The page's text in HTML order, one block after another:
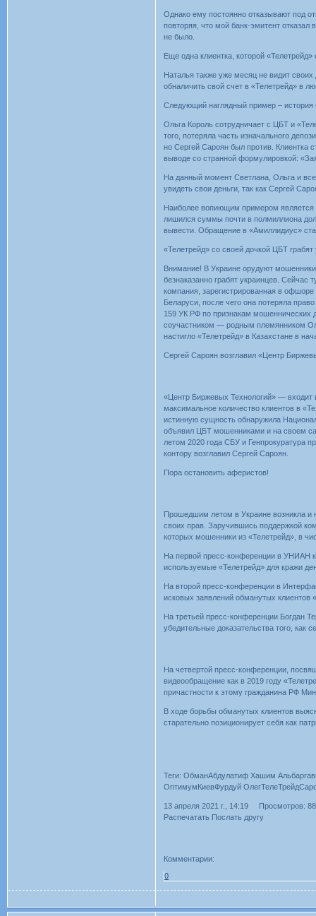
Однако ему постоянно отказывают под
повторяя, что мой банк-эмитент
не было.
Еще одна клиентка, которой
Наталья также уже месяц не видит
обналичить свой счет в «Телетрейд» в
Следующий наглядный пример – история
Ольга Король сотрудничает с ЦБТ и
того, потеряла часть изначального
но Сергей Сароян был против. Клиентка
выводе со странной формулировкой:
На данный момент Светлана, Ольга и
увидеть свои деньги, так как Сергей
Наиболее вопиющим примером является
лишился суммы почти в полмиллиона
вывести. Обращение в «Амиллидиус»
«Телетрейд» со своей дочкой ЦБТ грабят
Внимание! В Украине орудуют
безнаказанно грабят украинцев.
компания, зарегистрированная в
Беларуси, после чего она потеряла
159 УК РФ по признакам мошеннических
соучастником — родным племянником
настигло «Телетрейд» в Казахстане в
Сергей Сароян возглавил «Центр
«Центр Биржевых Технологий» — входит
максимальное количество клиентов в
истинную сущность обнаружила
объявил ЦБТ мошенниками и на своем
летом 2020 года СБУ и Генпрокуратура
контору возглавил Сергей Сароян.
Пора остановить аферистов!
Прошедшим летом в Украине возникла и
своих прав. Заручившись поддержкой
которых мошенники из «Телетрейд», в
На первой пресс-конференции в УНИАН
используемые «Телетрейд» для кражи
На второй пресс-конференции в
исковых заявлений обманутых клиентов
На третьей пресс-конференции Богдан
убедительные доказательства того, как
На четвертой пресс-конференции,
видеообращение как в 2019 году
причастности к этому гражданина РФ
В ходе борьбы обманутых клиентов
старательно позиционирует себя как
Теги: ОбманАбдулатиф Хашим
ОптимумКиевФурдуй
13 апреля 2021 г., 14:19 Просмотров:
Распечатать Послать другу
Комментарии:
0